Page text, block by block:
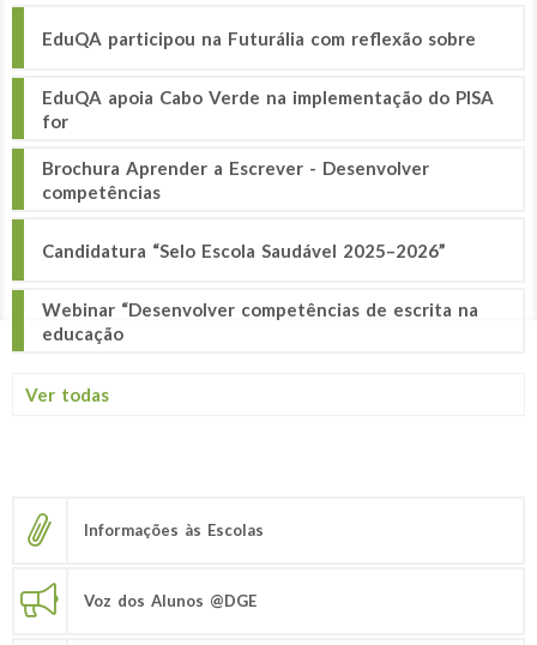
EduQA participou na Futurália com reflexão sobre
EduQA apoia Cabo Verde na implementação do PISA
for
Brochura Aprender a Escrever - Desenvolver
competências
Candidatura “Selo Escola Saudável 2025–2026”
Webinar “Desenvolver competências de escrita na
educação
Ver todas
Informações às Escolas
Voz dos Alunos @DGE